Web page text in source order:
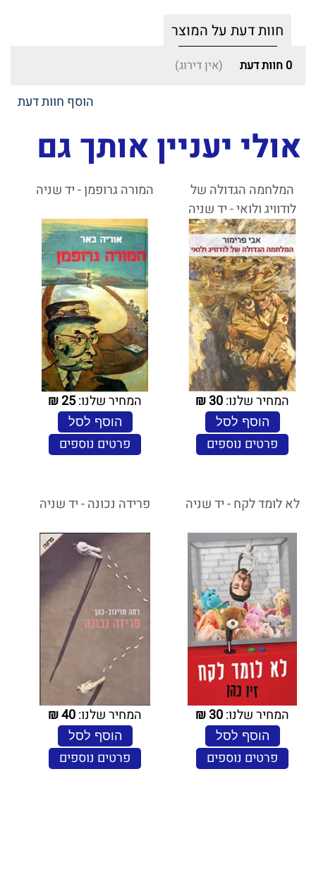
חוות דעת על המוצר
0 חוות דעת (אין דירוג)
הוסף חוות דעת
אולי יעניין אותך גם
המלחמה הגדולה של
לודוויג ולואי - יד שניה
המחיר שלנו:30
₪
הוסף לסל
פרטים נוספים
המורה גרופמן - יד שניה
המחיר שלנו:25
₪
הוסף לסל
פרטים נוספים
לא לומד לקח - יד שניה
המחיר שלנו:30
₪
הוסף לסל
פרטים נוספים
פרידה נכונה - יד שניה
המחיר שלנו:40
₪
הוסף לסל
פרטים נוספים